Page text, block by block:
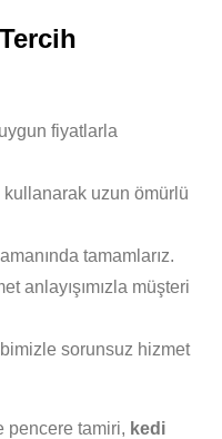
fiyatlarla
uzun ömürlü
tamamlarız.
anlayışımızla müşteri
sorunsuz hizmet
pencere tamiri, kedi